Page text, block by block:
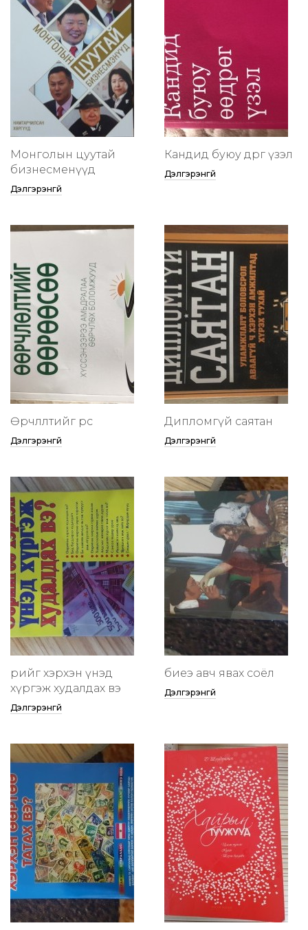
Монголын цуутай
бизнесменүүд
Дэлгэрэнгүй
Кандид буюу өөдрөг үзэл
Дэлгэрэнгүй
Өөрчлөлтийг өөрөөсөө
Дэлгэрэнгүй
Дипломгүй саятан
Дэлгэрэнгүй
өөрийгөө хэрхэн үнэд
хүргэж худалдах вэ
Дэлгэрэнгүй
биеэ авч явах соёл
Дэлгэрэнгүй